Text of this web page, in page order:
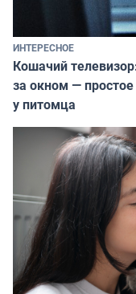
ИНТЕРЕСНОЕ
Кошачий
за окном —
у питомца